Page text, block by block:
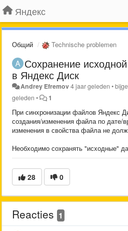
Яндекс
Общий Technische problemen
Сохранение
в Яндекс Диск
Andrey Efremov4 jaar geleden •
geleden • 1
При синхронизации файлов Яндекс
создания/изменения файла по дате/
изменения в свойства файла не
Необходимо сохранять "исходные"
28 0
Reacties 1